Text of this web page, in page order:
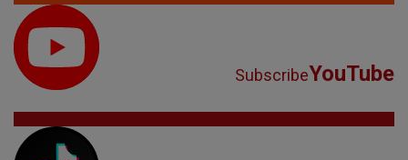
SubscribeYouTube